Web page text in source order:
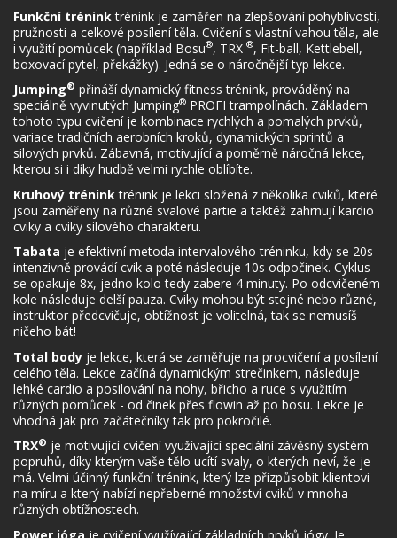
Funkční tréninktrénink je zaměřen na zlepšování pohyblivosti,
pružnosti a celkové posílení těla. Cvičení s vlastní vahou těla, ale
i využití pomůcek (například Bosu®, TRX ®, Fit-ball, Kettlebell,
boxovací pytel, překážky). Jedná se o náročnější typ lekce.
Jumping® přináší dynamický fitness trénink, prováděný na
speciálně vyvinutých Jumping® PROFI trampolínách. Základem
tohoto typu cvičení je kombinace rychlých a pomalých prvků,
variace tradičních aerobních kroků, dynamických sprintů a
silových prvků. Zábavná, motivující a poměrně náročná lekce,
kterou si i díky hudbě velmi rychle oblíbíte.
Kruhový tréninktrénink je lekci složená z několika cviků, které
jsou zaměřeny na různé svalové partie a taktéž zahrnují kardio
cviky a cviky silového charakteru.
Tabata je efektivní metoda intervalového tréninku, kdy se 20s
intenzivně provádí cvik a poté následuje 10s odpočinek. Cyklus
se opakuje 8x, jedno kolo tedy zabere 4 minuty. Po odcvičeném
kole následuje delší pauza. Cviky mohou být stejné nebo různé,
instruktor předcvičuje, obtížnost je volitelná, tak se nemusíš
ničeho bát!
Total body je lekce, která se zaměřuje na procvičení a posílení
celého těla. Lekce začíná dynamickým strečinkem, následuje
lehké cardio a posilování na nohy, břicho a ruce s využitím
různých pomůcek - od činek přes flowin až po bosu. Lekce je
vhodná jak pro začátečníky tak pro pokročilé.
TRX® je motivující cvičení využívající speciální závěsný systém
popruhů, díky kterým vaše tělo ucítí svaly, o kterých neví, že je
má. Velmi účinný funkční trénink, který lze přizpůsobit klientovi
na míru a který nabízí nepřeberné množství cviků v mnoha
různých obtížnostech.
Power jóga je cvičení využívající základních prvků jógy. Je